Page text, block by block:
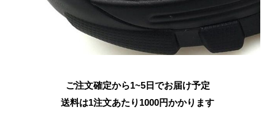
ご注文確定から1~5日でお届け予定
送料は1注文あたり 1000円かかります